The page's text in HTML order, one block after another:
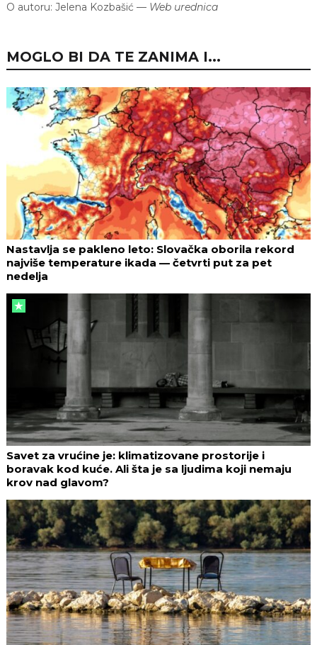
O autoru: Jelena Kozbašić — Web urednica
MOGLO BI DA TE ZANIMA I...
Nastavlja se pakleno leto: Slovačka oborila rekord
najviše temperature ikada — četvrti put za pet
nedelja
Savet za vrućine je: klimatizovane prostorije i
boravak kod kuće. Ali šta je sa ljudima koji nemaju
krov nad glavom?